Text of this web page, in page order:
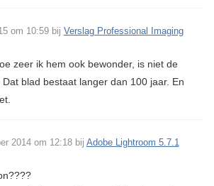
om 10:59 bij Verslag Professional Imaging
zeer ik hem ook bewonder, is niet de
blad bestaat langer dan 100 jaar. En
2014 om 12:18 bij Adobe Lightroom 5.7.1